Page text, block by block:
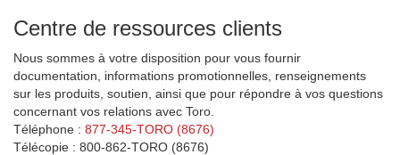
Centre de ressources clients
Nous sommes à votre disposition pour vous fournir
documentation, informations promotionnelles, renseignements
sur les produits, soutien, ainsi que pour répondre à vos questions
concernant vos relations avec Toro.
Téléphone : 877-345-TORO (8676)
Télécopie : 800-862-TORO (8676)